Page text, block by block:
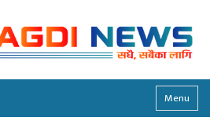
Menu